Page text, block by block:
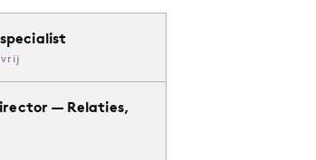
— Relaties,